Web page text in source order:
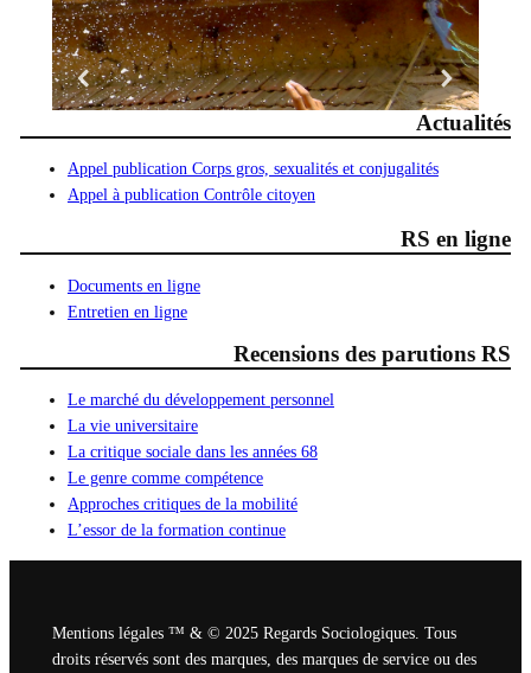
0
2
5
–
V
i
a
Actualités
Appel publication Corps gros, sexualités et conjugalités
Appel à publication Contrôle citoyen
RS en ligne
Documents en ligne
Entretien en ligne
Recensions des parutions RS
Le marché du développement personnel
La vie universitaire
La critique sociale dans les années 68
Le genre comme compétence
Approches critiques de la mobilité
L’essor de la formation continue
Mentions légales ™ & © 2025 Regards Sociologiques. Tous
droits réservés sont des marques, des marques de service ou des